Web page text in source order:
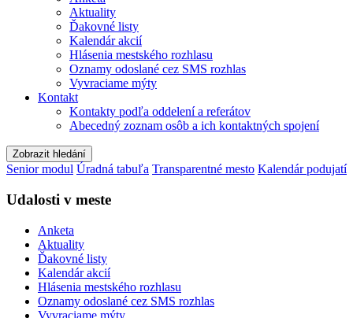
Aktuality
Ďakovné listy
Kalendár akcií
Hlásenia mestského rozhlasu
Oznamy odoslané cez SMS rozhlas
Vyvraciame mýty
Kontakt
Kontakty podľa oddelení a referátov
Abecedný zoznam osôb a ich kontaktných spojení
Zobrazit hledání
Senior modul Úradná tabuľa Transparentné mesto Kalendár podujatí
Udalosti v meste
Anketa
Aktuality
Ďakovné listy
Kalendár akcií
Hlásenia mestského rozhlasu
Oznamy odoslané cez SMS rozhlas
Vyvraciame mýty